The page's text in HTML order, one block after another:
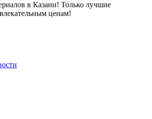
в Казани! Только лучшие
ценам!